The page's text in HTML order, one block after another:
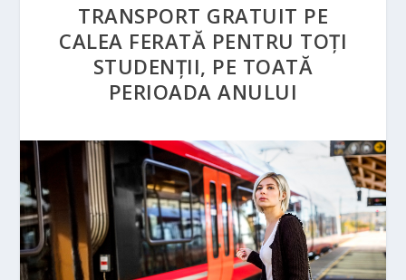
TRANSPORT GRATUIT PE
CALEA FERATĂ PENTRU TOȚI
STUDENȚII, PE TOATĂ
PERIOADA ANULUI